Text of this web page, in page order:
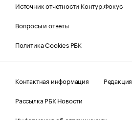
Источник отчетности Контур.Фокус
Вопросы и ответы
Политика Cookies РБК
Контактная информация
Редакция
Рассылка РБК Новости